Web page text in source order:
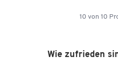
10 von 10
Wie zufrieden